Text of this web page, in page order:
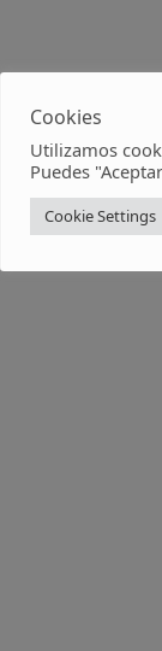
Cookies
Utilizamos
Puedes
Cookie Settings